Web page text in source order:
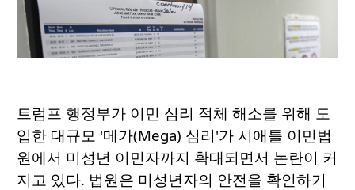
트럼프 행정부가 이민 심리 적체 해소를 위해 도
입한 대규모 '메가(Mega) 심리'가 시애틀 이민법
원에서 미성년 이민자까지 확대되면서 논란이 커
지고 있다. 법원은 미성년자의 안전을 확인하기